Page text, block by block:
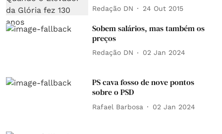
Redação DN 24 Out 2015
Sobem salários, mas também os
preços
Redação DN 02 Jan 2024
PS cava fosso de nove pontos
sobre o PSD
Rafael Barbosa 02 Jan 2024